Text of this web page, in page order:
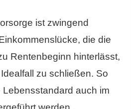
ist zwingend
die die
Rentenbeginn hinterlässt,
zu schließen. So
Lebensstandard auch im